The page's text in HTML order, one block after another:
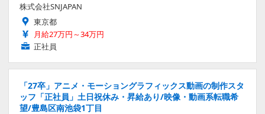
株式会社SNJAPAN
東京都
月給27万円～34万円
正社員
「27卒」アニメ・モーショングラフィックス動画の制作スタ
ッフ「正社員」土日祝休み・昇給あり/映像・動画系転職希
望/豊島区南池袋1丁目